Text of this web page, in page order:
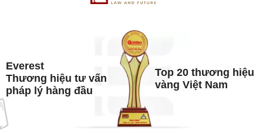
Everest
Thương hiệu tư vấn
pháp lý hàng đầu
Top 20 thương hiệu
vàng Việt Nam